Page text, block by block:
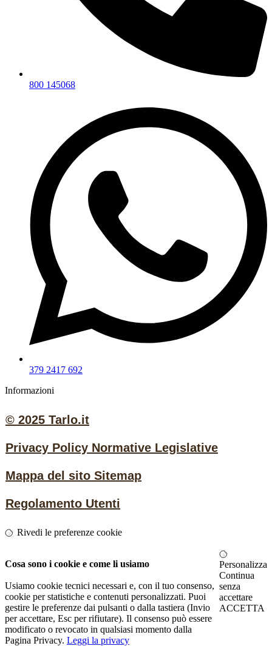
800 145068
379 2417 692
Informazioni
© 2025 Tarlo.it
Privacy Policy Normative Legislative
Mappa del sito Sitemap
Regolamento Utenti
Rivedi le preferenze cookie
Cosa sono i cookie e come li usiamo
Usiamo cookie tecnici necessari e, con il tuo consenso,
cookie per statistiche e contenuti personalizzati. Puoi
gestire le preferenze dai pulsanti o dalla tastiera (Invio
per accettare, Esc per rifiutare). Il consenso può essere
modificato o revocato in qualsiasi momento dalla
Pagina Privacy. Leggi la privacy
Personalizza
Continua
senza
accettare
ACCETTA